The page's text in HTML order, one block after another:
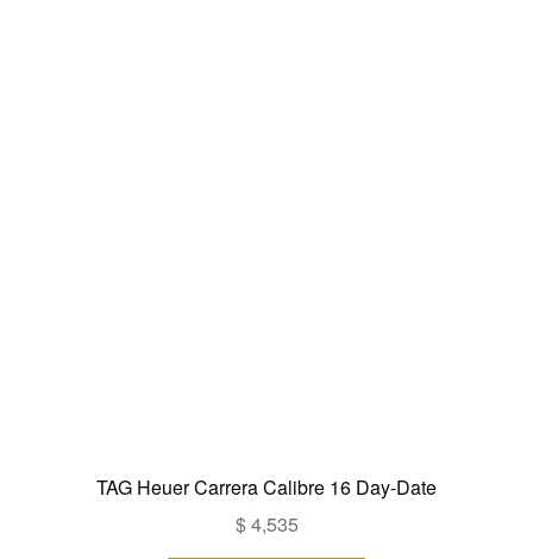
TAG Heuer Carrera Calibre 16 Day-Date
$4,535